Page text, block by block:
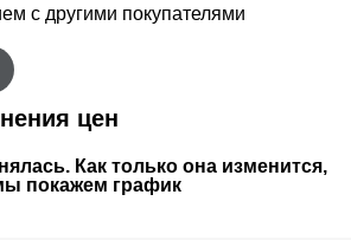
с другими покупателями
цен
Как только она изменится,
покажем график